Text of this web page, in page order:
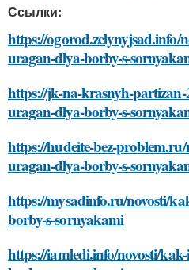
Ссылки:
https://ogorod.zelynyjsad.info/
uragan-dlya-borby-s-
https://jk-na-krasnyh-
uragan-dlya-borby-s-
https://hudeite-bez-
uragan-dlya-borby-s-
https://mysadinfo.ru/novosti/
borby-s-sornyakami
https://iamledi.info/novosti/